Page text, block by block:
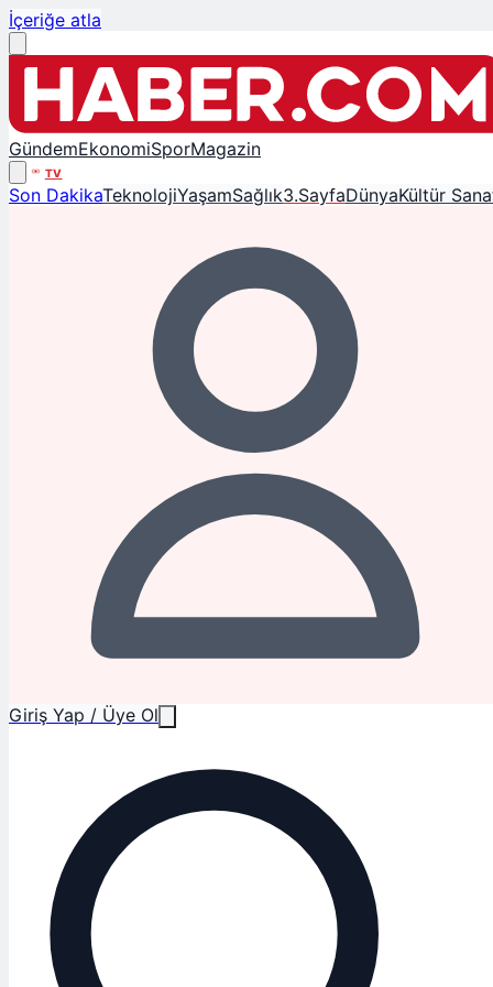
İçeriğe atla
GündemEkonomiSporMagazin
TV
Son DakikaTeknolojiYaşamSağlık3.SayfaDünyaKültür
Giriş Yap / Üye Ol